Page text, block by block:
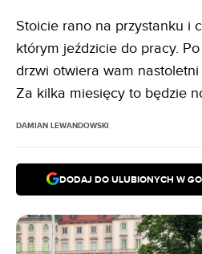
Stoicie rano na przystanku i
którym jeździcie do pracy.
drzwi otwiera wam
Za kilka miesięcy to będzie
DAMIAN LEWANDOWSKI
DODAJ DO ULUBIONYCH W